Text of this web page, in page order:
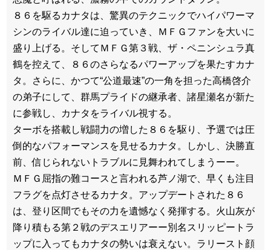
８６を駆るカナタは、驚異のテクニックでハイパワーマ
シンのライバル達に迫っていき、ＭＦＧファンを大いに
盛り上げる。そしてＭＦＧ第３戦、ザ・ペニンシュラ真
鶴を控えて、８６のさらなるパワーアップを果たすカナ
タ。さらに、かつて“公道最速”の一角を担った高橋啓介
の弟子にして、群馬プライドの継承者、諸星瀬名が新た
に参戦し、カナタをライバル視する。
ターボを搭載し戦闘力の増した８６を駆り、予選では圧
倒的なパフォーマンスを見せるカナタ。しかし、決勝直
前、信じられないトラブルに見舞われてしまうーー。
ＭＦＧ屈指の難コースと言われる芦ノ湖で、早くも注目
フラグを点灯させるカナタ。アップデートされた８６
は、登り区間でもその力を遺憾なく発揮する。火山灰が
降り積もる第２戦のデスエリアーー別名スリッピートラ
ップに入ってもカナタの勢いは衰えない。ラリースト顔